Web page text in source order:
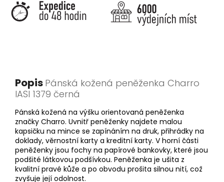
Popis Pánská kožená peněženka Charro
IASI 1379 černá
Pánská kožená na výšku orientovaná peněženka
značky Charro. Uvnitř peněženky najdete malou
kapsičku na mince se zapínáním na druk, přihrádky na
doklady, věrnostní karty a kreditní karty. V horní části
peněženky jsou fochy na papírové bankovky, které jsou
podšité látkovou podšívkou. Peněženka je ušita z
kvalitní pravé kůže a po obvodu prošita silnou nití, což
zvyšuje její odolnost.